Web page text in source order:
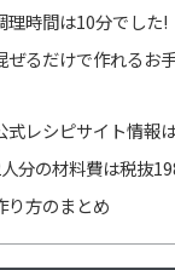
理時間は10分でした!
ぜるだけで作れるお
式レシピサイト情報
分の材料費は税抜
り方のまとめ